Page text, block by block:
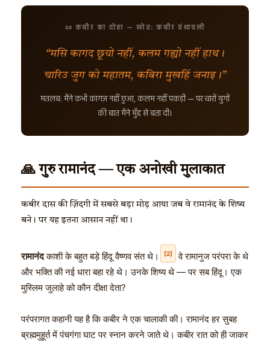
📜 कबीर का दोहा — स्रोत: कबीर ग्रंथावली
“मसि कागद छूयो नहीं, कलम गह्यो नहीं हाथ।
चारिउ जुग को महातम, कबिरा मुखहिं जनाइ।”
मतलब: मैंने कभी कागज़ नहीं छुआ, कलम नहीं पकड़ी — पर चारों युगों
की बात मैंने मुँह से बता दी।
🙏 गुरु रामानंद — एक अनोखी मुलाकात
कबीर दास की ज़िंदगी में सबसे बड़ा मोड़ आया जब वे रामानंद के शिष्य
बने। पर यह इतना आसान नहीं था।
रामानंदकाशी के बहुत बड़े हिंदू वैष्णव संत थे। [2]
वे रामानुज परंपरा के थे
और भक्ति की नई धारा बहा रहे थे। उनके शिष्य थे — पर सब हिंदू। एक
मुस्लिम जुलाहे को कौन दीक्षा देता?
परंपरागत कहानी यह है कि कबीर ने एक चालाकी की। रामानंद हर सुबह
ब्रह्ममुहूर्त में पंचगंगा घाट पर स्नान करने जाते थे। कबीर रात को ही जाकर